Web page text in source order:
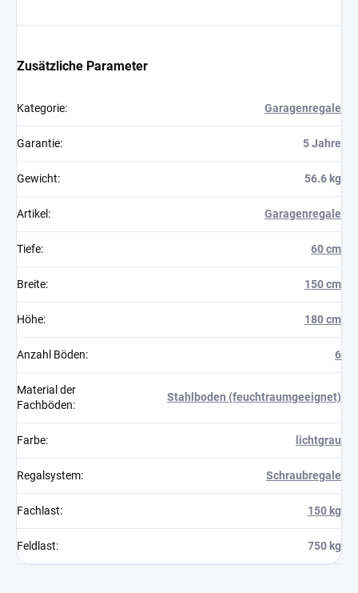
Zusätzliche Parameter
Kategorie: Garagenregale
Garantie: 5 Jahre
Gewicht: 56.6 kg
Artikel : Garagenregale
Tiefe: 60 cm
Breite: 150 cm
Höhe: 180 cm
Anzahl Böden: 6
Material der
Fachböden:
Stahlboden (feuchtraumgeeignet)
Farbe: lichtgrau
Regalsystem: Schraubregale
Fachlast: 150 kg
Feldlast: 750 kg